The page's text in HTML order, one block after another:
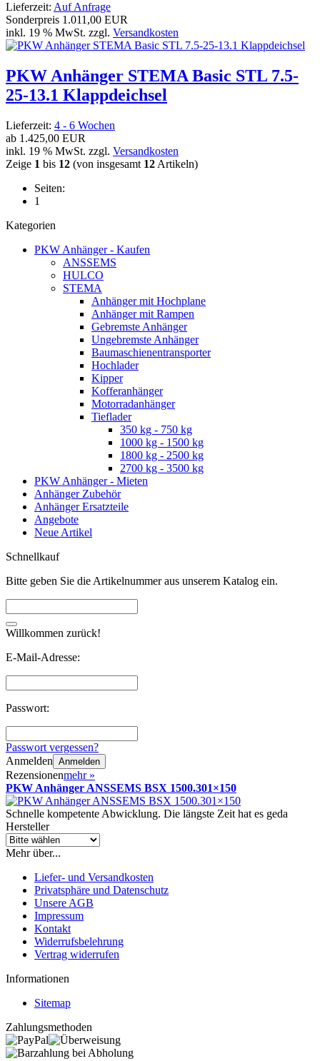
Lieferzeit: Auf Anfrage
Sonderpreis 1.011,00 EUR
inkl. 19 % MwSt. zzgl. Versandkosten
PKW Anhänger STEMA Basic STL 7.5-
25-13.1 Klappdeichsel
Lieferzeit: 4 - 6 Wochen
ab 1.425,00 EUR
inkl. 19 % MwSt. zzgl. Versandkosten
Zeige 1 bis 12 (von insgesamt 12 Artikeln)
Seiten:
1
Kategorien
PKW Anhänger - Kaufen
ANSSEMS
HULCO
STEMA
Anhänger mit Hochplane
Anhänger mit Rampen
Gebremste Anhänger
Ungebremste Anhänger
Baumaschienentransporter
Hochlader
Kipper
Kofferanhänger
Motorradanhänger
Tieflader
350 kg - 750 kg
1000 kg - 1500 kg
1800 kg - 2500 kg
2700 kg - 3500 kg
PKW Anhänger - Mieten
Anhänger Zubehör
Anhänger Ersatzteile
Angebote
Neue Artikel
Schnellkauf
Bitte geben Sie die Artikelnummer aus unserem Katalog ein.
Willkommen zurück!
E-Mail-Adresse:
Passwort:
Passwort vergessen?
Anmelden Anmelden
Rezensionenmehr »
PKW Anhänger ANSSEMS BSX 1500.301×150
Schnelle kompetente Abwicklung. Die längste Zeit hat es geda
Hersteller
Mehr über...
Liefer- und Versandkosten
Privatsphäre und Datenschutz
Unsere AGB
Impressum
Kontakt
Widerrufsbelehrung
Vertrag widerrufen
Informationen
Sitemap
Zahlungsmethoden